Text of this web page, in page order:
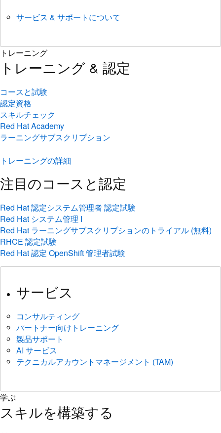
サービス & サポートについて
トレーニング
トレーニング & 認定
コースと試験
認定資格
スキルチェック
Red Hat Academy
ラーニングサブスクリプション
トレーニングの詳細
注目のコースと認定
Red Hat 認定システム管理者 認定試験
Red Hat システム管理 I
Red Hat ラーニングサブスクリプションのトライアル (無料)
RHCE 認定試験
Red Hat 認定 OpenShift 管理者試験
サービス
コンサルティング
パートナー向けトレーニング
製品サポート
AI サービス
テクニカルアカウントマネージメント (TAM)
学ぶ
スキルを構築する